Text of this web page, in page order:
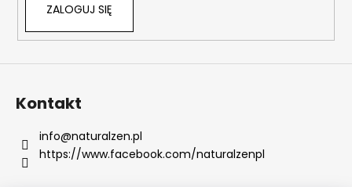
P
ZALOGUJ SIĘ
Kontakt
info@naturalzen.pl
https://www.facebook.com/naturalzenpl